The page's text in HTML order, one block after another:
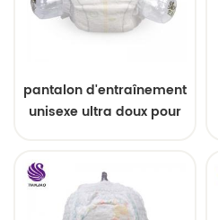
pantalon d'entraînement
unisexe ultra doux pour